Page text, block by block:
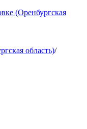
(Оренбургская
область)/